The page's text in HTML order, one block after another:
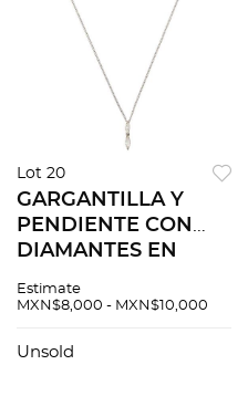
Lot 20
GARGANTILLA Y
PENDIENTE CON
DIAMANTES EN
Diamantes corte
Peso: 2.1 g
Estimate
MXN$8,000 - MXN$10,000
Unsold